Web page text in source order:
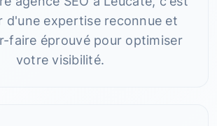
d'une expertise reconnue et
faire éprouvé pour optimiser
votre visibilité.